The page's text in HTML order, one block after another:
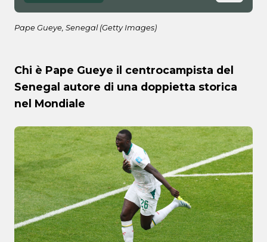
Pape Gueye, Senegal (Getty Images)
Chi è Pape Gueye il centrocampista del
Senegal autore di una doppietta storica
nel Mondiale